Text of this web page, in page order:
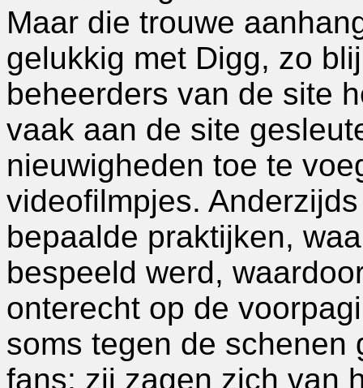
Maar die trouwe
gelukkig met Digg, zo
beheerders van de site
vaak aan de site
nieuwigheden toe te
videofilmpjes.
bepaalde praktijken,
bespeeld werd,
onterecht op de
soms tegen de schenen
fans: zij zagen zich van